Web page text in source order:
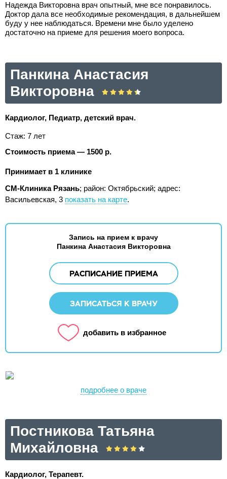
Надежда Викторовна врач опытный, мне все понравилось.
Доктор дала все необходимые рекомендация, в дальнейшем
буду у нее наблюдаться. Времени мне было уделено
достаточно на приеме для решения моего вопроса.
Панкина Анастасия
Викторовна
Кардиолог, Педиатр, детский врач.
Стаж: 7 лет
Стоимость приема — 1500 р.
Принимает в 1 клинике
СМ-Клиника Рязань; район: Октябрьский; адрес:
Васильевская, 3 показать на карте.
Запись на прием к врачу
Панкина Анастасия Викторовна
РАСПИСАНИЕ ПРИЕМА
ЗАПИСАТЬСЯ К ВРАЧУ
добавить в избранное
подробнее о враче
Постникова Татьяна
Михайловна
Кардиолог, Терапевт.